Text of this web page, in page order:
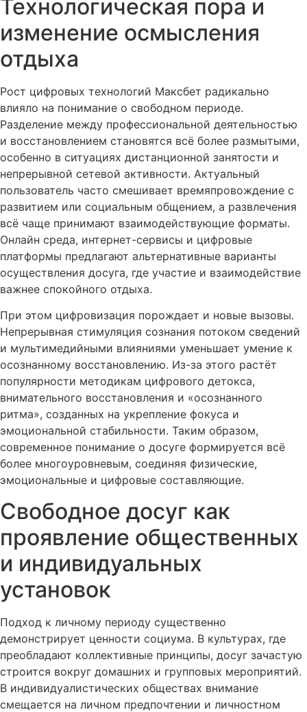
Технологическая пора и
изменение осмысления
отдыха
Рост цифровых технологий Максбет радикально
влияло на понимание о свободном периоде.
Разделение между профессиональной деятельностью
и восстановлением становятся всё более размытыми,
особенно в ситуациях дистанционной занятости и
непрерывной сетевой активности. Актуальный
пользователь часто смешивает времяпровождение с
развитием или социальным общением, а развлечения
всё чаще принимают взаимодействующие форматы.
Онлайн среда, интернет-сервисы и цифровые
платформы предлагают альтернативные варианты
осуществления досуга, где участие и взаимодействие
важнее спокойного отдыха.
При этом цифровизация порождает и новые вызовы.
Непрерывная стимуляция сознания потоком сведений
и мультимедийными влияниями уменьшает умение к
осознанному восстановлению. Из-за этого растёт
популярности методикам цифрового детокса,
внимательного восстановления и «осознанного
ритма», созданных на укрепление фокуса и
эмоциональной стабильности. Таким образом,
современное понимание о досуге формируется всё
более многоуровневым, соединяя физические,
эмоциональные и цифровые составляющие.
Свободное досуг как
проявление общественных
и индивидуальных
установок
Подход к личному периоду существенно
демонстрирует ценности социума. В культурах, где
преобладают коллективные принципы, досуг зачастую
строится вокруг домашних и групповых мероприятий.
В индивидуалистических обществах внимание
смещается на личном предпочтении и личностном